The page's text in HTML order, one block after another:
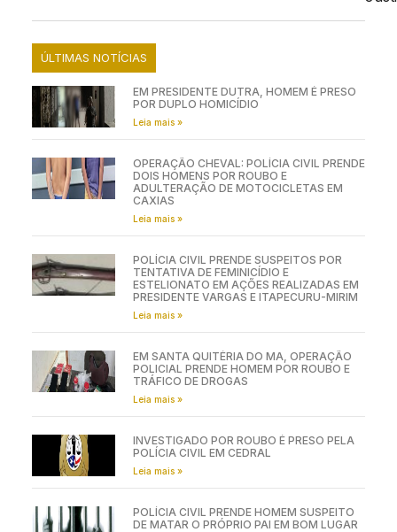
ÚLTIMAS NOTÍCIAS
EM PRESIDENTE DUTRA, HOMEM É PRESO
POR DUPLO HOMICÍDIO
Leia mais »
OPERAÇÃO CHEVAL: POLÍCIA CIVIL PRENDE
DOIS HOMENS POR ROUBO E
ADULTERAÇÃO DE MOTOCICLETAS EM
CAXIAS
Leia mais »
POLÍCIA CIVIL PRENDE SUSPEITOS POR
TENTATIVA DE FEMINICÍDIO E
ESTELIONATO EM AÇÕES REALIZADAS EM
PRESIDENTE VARGAS E ITAPECURU-MIRIM
Leia mais »
EM SANTA QUITÉRIA DO MA, OPERAÇÃO
POLICIAL PRENDE HOMEM POR ROUBO E
TRÁFICO DE DROGAS
Leia mais »
INVESTIGADO POR ROUBO É PRESO PELA
POLÍCIA CIVIL EM CEDRAL
Leia mais »
POLÍCIA CIVIL PRENDE HOMEM SUSPEITO
DE MATAR O PRÓPRIO PAI EM BOM LUGAR